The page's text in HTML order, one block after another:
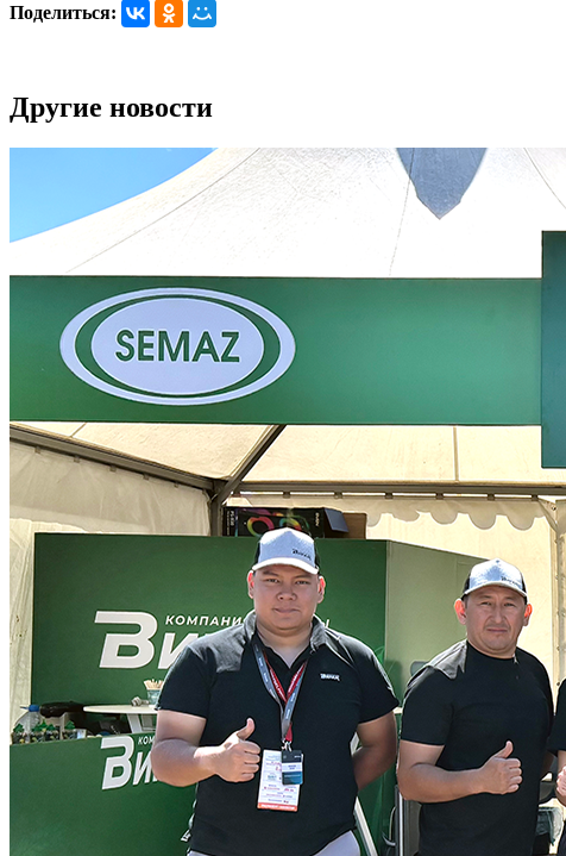
Поделиться:
Другие новости